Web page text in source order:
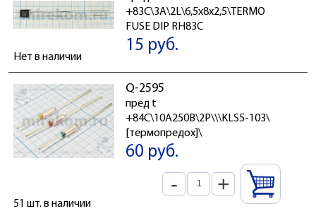
+83C\3А\2L\6,5x8x2,5\TERMO
FUSE DIP RH83C
15 руб.
Нет в наличии
Q-2595
пред t
+84C\10А250В\2P\\\KLS5-103\
[термопредох]\
60 руб.
- +
51 шт. в наличии